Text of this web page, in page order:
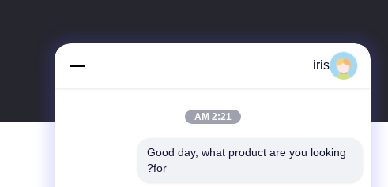
iris
2:21 AM
Good day, what product are you looking
for?